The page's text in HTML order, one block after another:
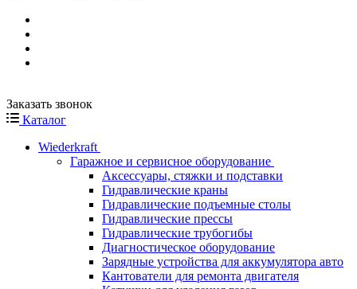
Заказать звонок
Каталог
Wiederkraft
Гаражное и сервисное оборудование
Аксессуары, стяжки и подставки
Гидравлические краны
Гидравлические подъемные столы
Гидравлические прессы
Гидравлические трубогибы
Диагностическое оборудование
Зарядные устройства для аккумулятора авто
Кантователи для ремонта двигателя